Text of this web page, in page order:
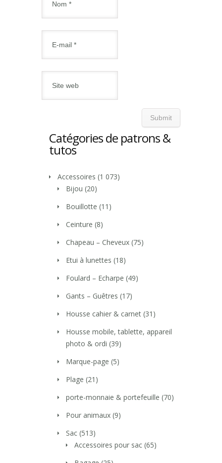
Catégories de patrons &
tutos
Accessoires (1 073)
Bijou (20)
Bouillotte (11)
Ceinture (8)
Chapeau – Cheveux (75)
Etui à lunettes (18)
Foulard – Echarpe (49)
Gants – Guêtres (17)
Housse cahier & carnet (31)
Housse mobile, tablette, appareil
photo & ordi (39)
Marque-page (5)
Plage (21)
porte-monnaie & portefeuille (70)
Pour animaux (9)
Sac (513)
Accessoires pour sac (65)